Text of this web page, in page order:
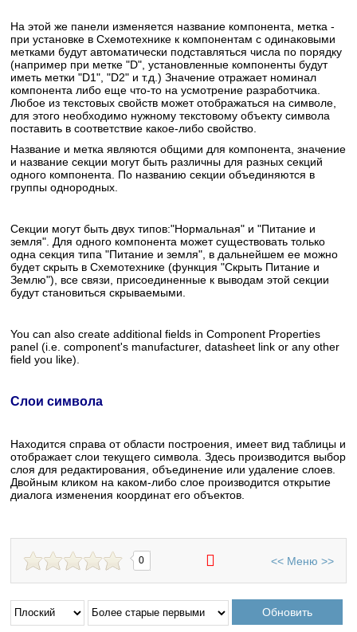
На этой же панели изменяется название компонента, метка -
при установке в Схемотехнике к компонентам с одинаковыми
метками будут автоматически подставляться числа по порядку
(например при метке "D", установленные компоненты будут
иметь метки "D1", "D2" и т.д.) Значение отражает номинал
компонента либо еще что-то на усмотрение разработчика.
Любое из текстовых свойств может отображаться на символе,
для этого необходимо нужному текстовому объекту символа
поставить в соответствие какое-либо свойство.
Название и метка являются общими для компонента, значение
и название секции могут быть различны для разных секций
одного компонента. По названию секции объединяются в
группы однородных.
Секции могут быть двух типов:"Нормальная" и "Питание и
земля". Для одного компонента может существовать только
одна секция типа "Питание и земля", в дальнейшем ее можно
будет скрыть в Схемотехнике (функция "Скрыть Питание и
Землю"), все связи, присоединенные к выводам этой секции
будут становиться скрываемыми.
You can also create additional fields in Component Properties
panel (i.e. component's manufacturer, datasheet link or any other
field you like).
Слои символа
Находится справа от области построения, имеет вид таблицы и
отображает слои текущего символа. Здесь производится выбор
слоя для редактирования, объединение или удаление слоев.
Двойным кликом на каком-либо слое производится открытие
диалога изменения координат его объектов.
0 << Меню >>